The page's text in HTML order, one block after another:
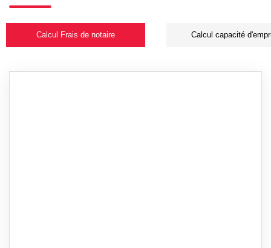
Calcul Frais de notaire Calcul capacité